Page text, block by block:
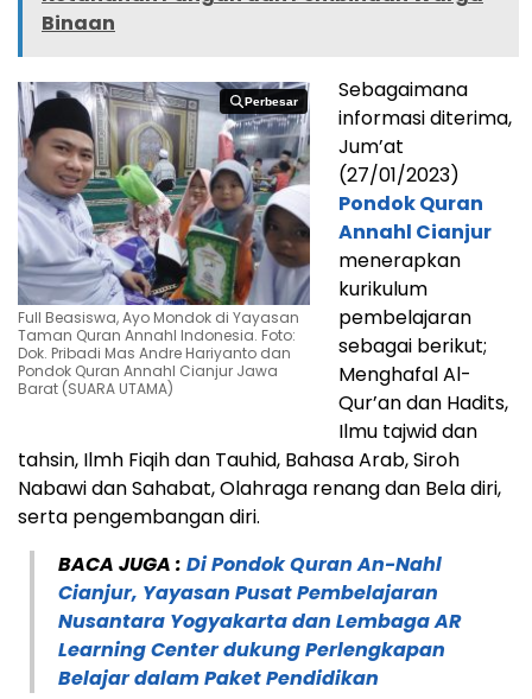
Binaan
Perbesar
Perbesar
Full Beasiswa, Ayo Mondok di Yayasan
Taman Quran Annahl Indonesia. Foto:
Dok. Pribadi Mas Andre Hariyanto dan
Pondok Quran Annahl Cianjur Jawa
Barat (SUARA UTAMA)
Sebagaimana
informasi diterima,
Jum’at
(27/01/2023)
Pondok Quran
Annahl Cianjur
menerapkan
kurikulum
pembelajaran
sebagai berikut;
Menghafal Al-
Qur’an dan Hadits,
Ilmu tajwid dan
tahsin, Ilmh Fiqih dan Tauhid, Bahasa Arab, Siroh
Nabawi dan Sahabat, Olahraga renang dan Bela diri,
serta pengembangan diri.
BACA JUGA : Di Pondok Quran An-Nahl
Cianjur, Yayasan Pusat Pembelajaran
Nusantara Yogyakarta dan Lembaga AR
Learning Center dukung Perlengkapan
Belajar dalam Paket Pendidikan